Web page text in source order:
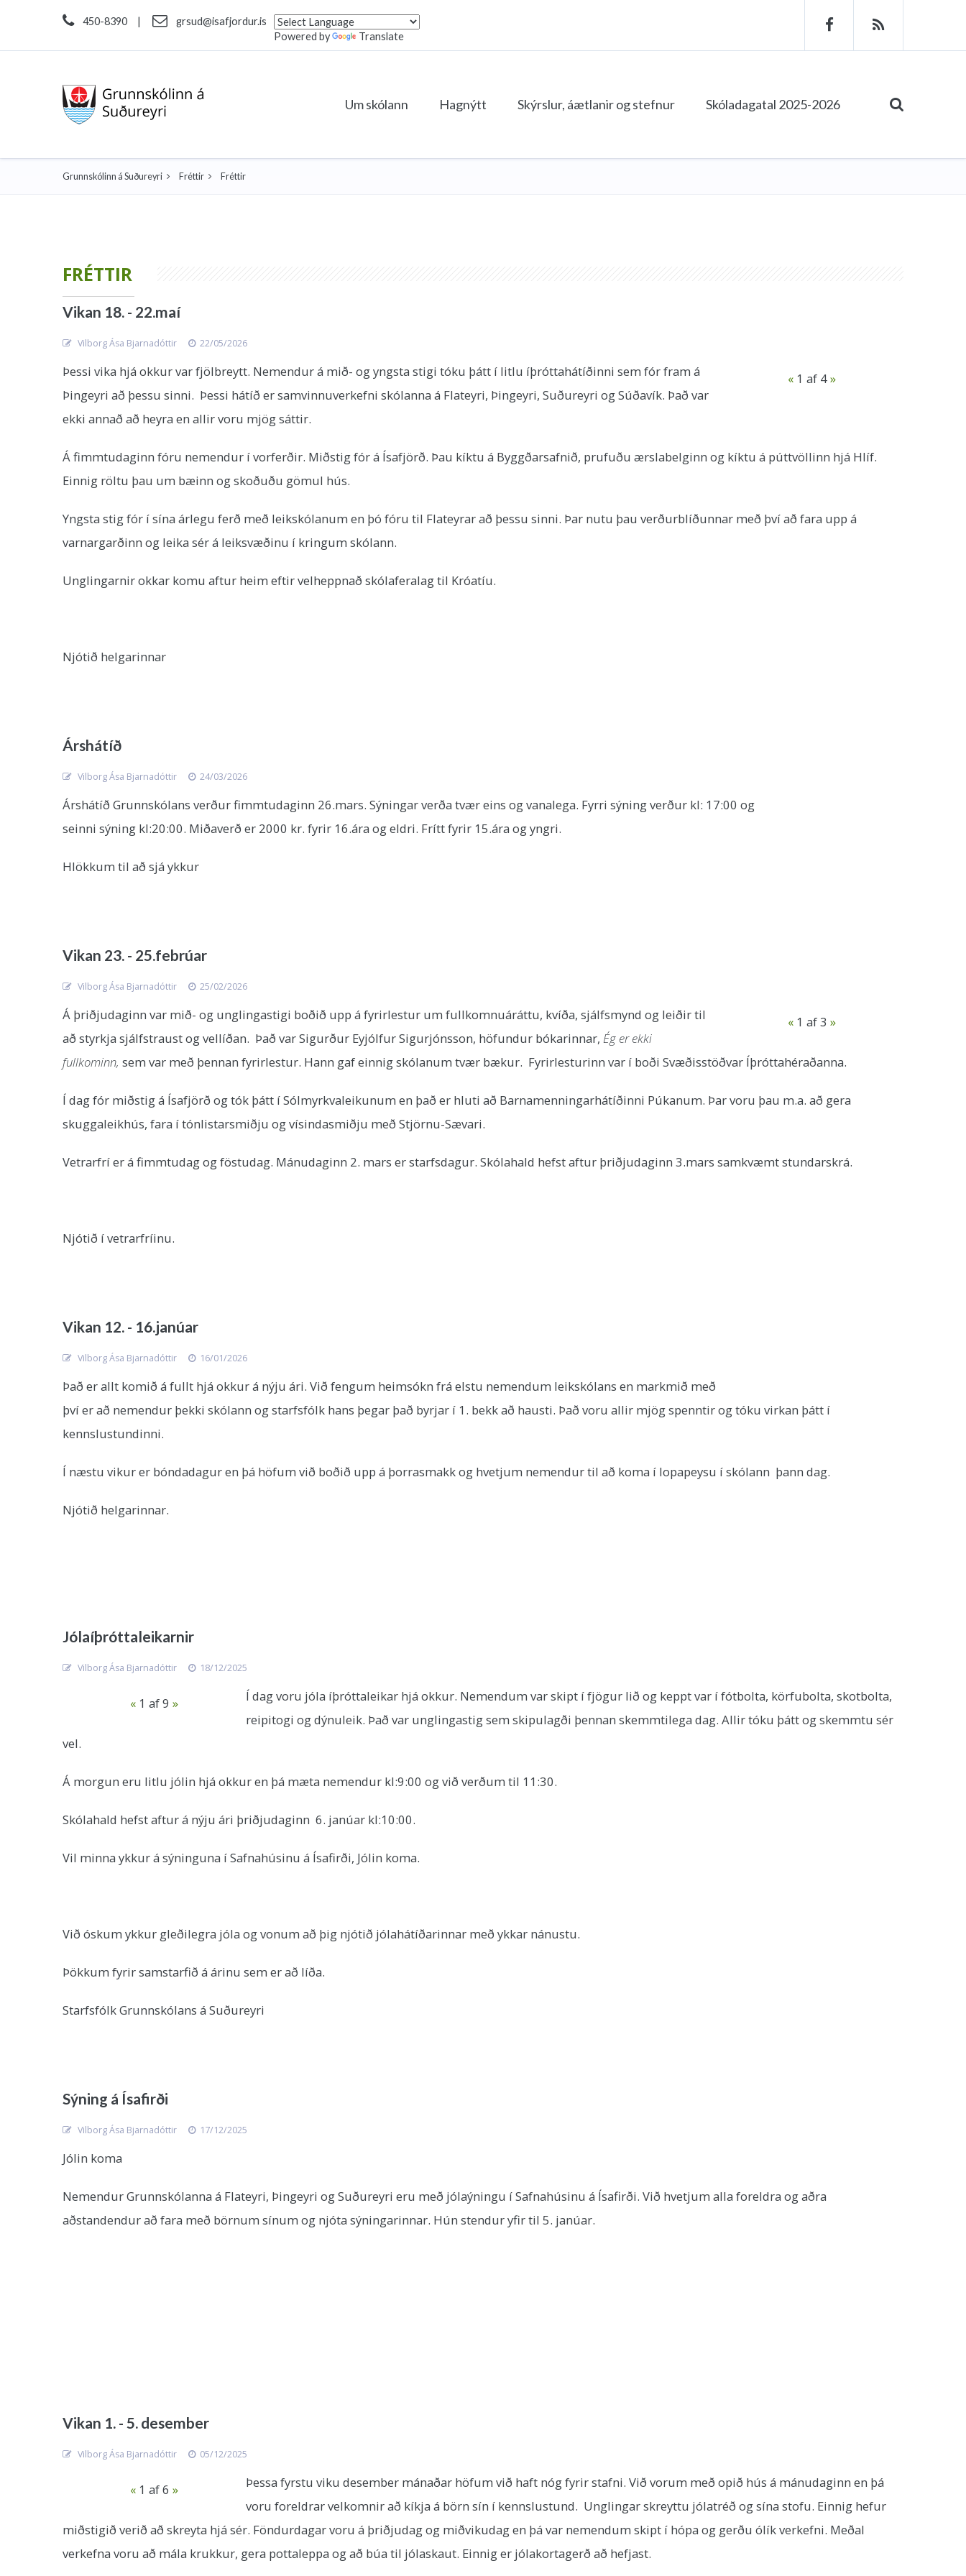
450-8390 |
grsud@isafjordur.is
Powered by
Translate
Um skólann Hagnýtt Skýrslur, áætlanir og stefnur Skóladagatal 2025-2026
Grunnskólinn á Suðureyri Fréttir Fréttir
FRÉTTIR
Vikan 18. - 22.maí
Vilborg Ása Bjarnadóttir 22/05/2026
« 1 af 4»
Þessi vika hjá okkur var fjölbreytt. Nemendur á mið- og yngsta stigi tóku þátt í litlu íþróttahátíðinni sem fór fram á
Þingeyri að þessu sinni. Þessi hátíð er samvinnuverkefni skólanna á Flateyri, Þingeyri, Suðureyri og Súðavík. Það var
ekki annað að heyra en allir voru mjög sáttir.
Á fimmtudaginn fóru nemendur í vorferðir. Miðstig fór á Ísafjörð. Þau kíktu á Byggðarsafnið, prufuðu ærslabelginn og kíktu á púttvöllinn hjá Hlíf.
Einnig röltu þau um bæinn og skoðuðu gömul hús.
Yngsta stig fór í sína árlegu ferð með leikskólanum en þó fóru til Flateyrar að þessu sinni. Þar nutu þau verðurblíðunnar með því að fara upp á
varnargarðinn og leika sér á leiksvæðinu í kringum skólann.
Unglingarnir okkar komu aftur heim eftir velheppnað skólaferalag til Króatíu.
Njótið helgarinnar
Árshátíð
Vilborg Ása Bjarnadóttir 24/03/2026
Árshátíð Grunnskólans verður fimmtudaginn 26.mars. Sýningar verða tvær eins og vanalega. Fyrri sýning verður kl: 17:00 og
seinni sýning kl:20:00. Miðaverð er 2000 kr. fyrir 16.ára og eldri. Frítt fyrir 15.ára og yngri.
Hlökkum til að sjá ykkur
Vikan 23. - 25.febrúar
Vilborg Ása Bjarnadóttir 25/02/2026
« 1 af 3 »
Á þriðjudaginn var mið- og unglingastigi boðið upp á fyrirlestur um fullkomnuáráttu, kvíða, sjálfsmynd og leiðir til
að styrkja sjálfstraust og vellíðan. Það var Sigurður Eyjólfur Sigurjónsson, höfundur bókarinnar, Ég er ekki
fullkominn, sem var með þennan fyrirlestur. Hann gaf einnig skólanum tvær bækur. Fyrirlesturinn var í boði Svæðisstöðvar Íþróttahéraðanna.
Í dag fór miðstig á Ísafjörð og tók þátt í Sólmyrkvaleikunum en það er hluti að Barnamenningarhátíðinni Púkanum. Þar voru þau m.a. að gera
skuggaleikhús, fara í tónlistarsmiðju og vísindasmiðju með Stjörnu-Sævari.
Vetrarfrí er á fimmtudag og föstudag. Mánudaginn 2. mars er starfsdagur. Skólahald hefst aftur þriðjudaginn 3.mars samkvæmt stundarskrá.
Njótið í vetrarfríinu.
Vikan 12. - 16.janúar
Vilborg Ása Bjarnadóttir 16/01/2026
Það er allt komið á fullt hjá okkur á nýju ári. Við fengum heimsókn frá elstu nemendum leikskólans en markmið með
því er að nemendur þekki skólann og starfsfólk hans þegar það byrjar í 1. bekk að hausti. Það voru allir mjög spenntir og tóku virkan þátt í
kennslustundinni.
Í næstu vikur er bóndadagur en þá höfum við boðið upp á þorrasmakk og hvetjum nemendur til að koma í lopapeysu í skólann þann dag.
Njótið helgarinnar.
Jólaíþróttaleikarnir
Vilborg Ása Bjarnadóttir 18/12/2025
« 1 af 9 »
Í dag voru jóla íþróttaleikar hjá okkur. Nemendum var skipt í fjögur lið og keppt var í fótbolta, körfubolta, skotbolta,
reipitogi og dýnuleik. Það var unglingastig sem skipulagði þennan skemmtilega dag. Allir tóku þátt og skemmtu sér
vel.
Á morgun eru litlu jólin hjá okkur en þá mæta nemendur kl:9:00 og við verðum til 11:30.
Skólahald hefst aftur á nýju ári þriðjudaginn 6. janúar kl:10:00.
Vil minna ykkur á sýninguna í Safnahúsinu á Ísafirði, Jólin koma.
Við óskum ykkur gleðilegra jóla og vonum að þig njótið jólahátíðarinnar með ykkar nánustu.
Þökkum fyrir samstarfið á árinu sem er að líða.
Starfsfólk Grunnskólans á Suðureyri
Sýning á Ísafirði
Vilborg Ása Bjarnadóttir 17/12/2025
Jólin koma
Nemendur Grunnskólanna á Flateyri, Þingeyri og Suðureyri eru með jólaýningu í Safnahúsinu á Ísafirði. Við hvetjum alla foreldra og aðra
aðstandendur að fara með börnum sínum og njóta sýningarinnar. Hún stendur yfir til 5. janúar.
Vikan 1. - 5. desember
Vilborg Ása Bjarnadóttir 05/12/2025
« 1 af 6 »
Þessa fyrstu viku desember mánaðar höfum við haft nóg fyrir stafni. Við vorum með opið hús á mánudaginn en þá
voru foreldrar velkomnir að kíkja á börn sín í kennslustund. Unglingar skreyttu jólatréð og sína stofu. Einnig hefur
miðstigið verið að skreyta hjá sér. Föndurdagar voru á þriðjudag og miðvikudag en þá var nemendum skipt í hópa og gerðu ólík verkefni. Meðal
verkefna voru að mála krukkur, gera pottaleppa og að búa til jólaskaut. Einnig er jólakortagerð að hefjast.